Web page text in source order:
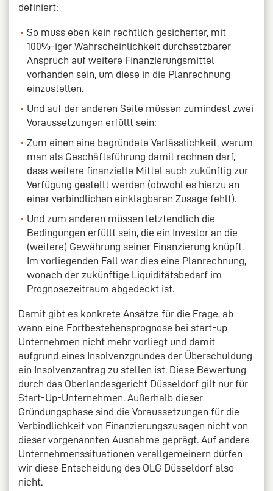
definiert:
So muss eben kein rechtlich gesicherter, mit
100%-iger Wahrscheinlichkeit durchsetzbarer
Anspruch auf weitere Finanzierungsmittel
vorhanden sein, um diese in die Planrechnung
einzustellen.
Und auf der anderen Seite müssen zumindest zwei
Voraussetzungen erfüllt sein:
Zum einen eine begründete Verlässlichkeit, warum
man als Geschäftsführung damit rechnen darf,
dass weitere finanzielle Mittel auch zukünftig zur
Verfügung gestellt werden (obwohl es hierzu an
einer verbindlichen einklagbaren Zusage fehlt).
Und zum anderen müssen letztendlich die
Bedingungen erfüllt sein, die ein Investor an die
(weitere) Gewährung seiner Finanzierung knüpft.
Im vorliegenden Fall war dies eine Planrechnung,
wonach der zukünftige Liquiditätsbedarf im
Prognosezeitraum abgedeckt ist.
Damit gibt es konkrete Ansätze für die Frage, ab
wann eine Fortbestehensprognose bei start-up
Unternehmen nicht mehr vorliegt und damit
aufgrund eines Insolvenzgrundes der Überschuldung
ein Insolvenzantrag zu stellen ist. Diese Bewertung
durch das Oberlandesgericht Düsseldorf gilt nur für
Start-Up-Unternehmen. Außerhalb dieser
Gründungsphase sind die Voraussetzungen für die
Verbindlichkeit von Finanzierungszusagen nicht von
dieser vorgenannten Ausnahme geprägt. Auf andere
Unternehmenssituationen verallgemeinern dürfen
wir diese Entscheidung des OLG Düsseldorf also
nicht.